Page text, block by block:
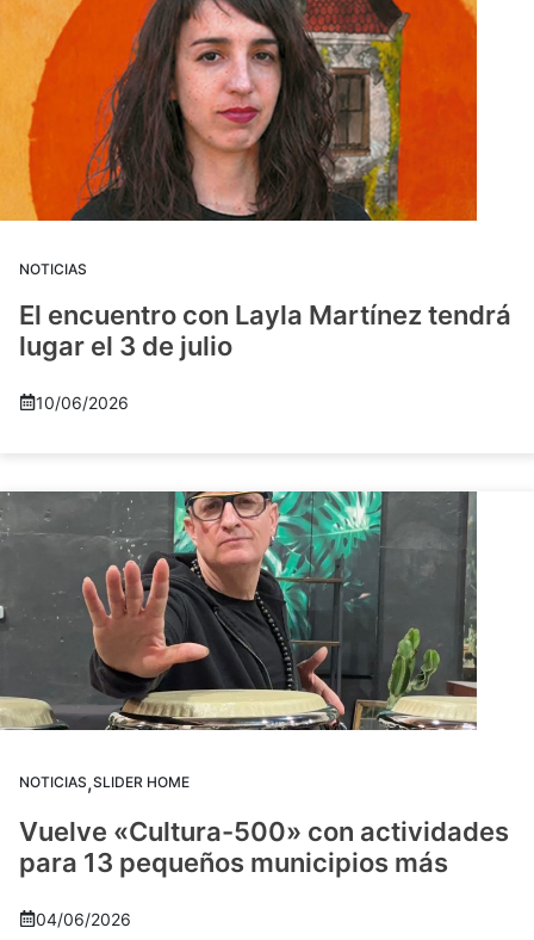
NOTICIAS
El encuentro con Layla Martínez tendrá
lugar el 3 de julio
10/06/2026
NOTICIAS,SLIDER HOME
Vuelve «Cultura-500» con actividades
para 13 pequeños municipios más
04/06/2026